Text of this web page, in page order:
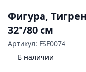
Фигура,
32"/80 см
Артикул: FSF0074
В наличии